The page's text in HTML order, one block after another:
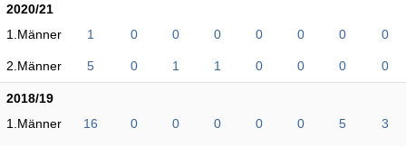
2020/21
1.Männer
1 0 0 0 0 0 0 0
2.Männer 5 0 1 1 0 0 0 0
2018/19
1.Männer
16 0 0 0 0 0 5 3